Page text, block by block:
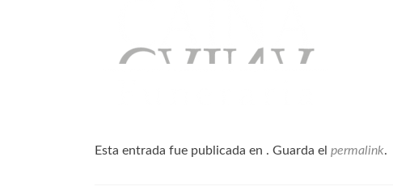
Esta entrada fue publicada en . Guarda el permalink.